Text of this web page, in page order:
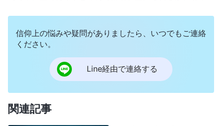
信仰上の悩みや疑問がありましたら、いつでもご連絡
ください。
Line経由で連絡する
関連記事